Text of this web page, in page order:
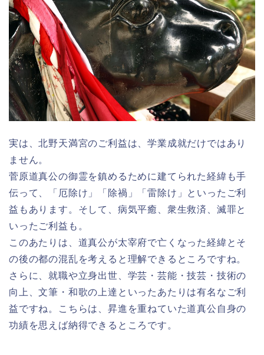
実は、北野天満宮のご利益は、学業成就だけではあり
ません。
菅原道真公の御霊を鎮めるために建てられた経緯も手
伝って、「厄除け」「除禍」「雷除け」といったご利
益もあります。そして、病気平癒、衆生救済、滅罪と
いったご利益も。
このあたりは、道真公が太宰府で亡くなった経緯とそ
の後の都の混乱を考えると理解できるところですね。
さらに、就職や立身出世、学芸・芸能・技芸・技術の
向上、文筆・和歌の上達といったあたりは有名なご利
益ですね。こちらは、昇進を重ねていた道真公自身の
功績を思えば納得できるところです。